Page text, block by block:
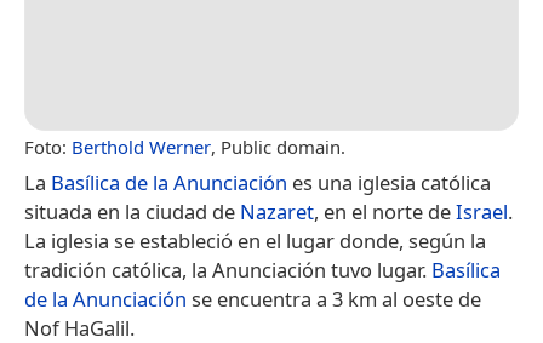
Foto: Berthold Werner, Public domain.
La Basílica de la Anunciación es una iglesia católica
situada en la ciudad de Nazaret, en el norte deIsrael.​​
La iglesia se estableció en el lugar donde, según la
tradición católica, la Anunciación tuvo lugar. Basílica
de la Anunciación se encuentra a 3 km al oeste de
Nof HaGalil.